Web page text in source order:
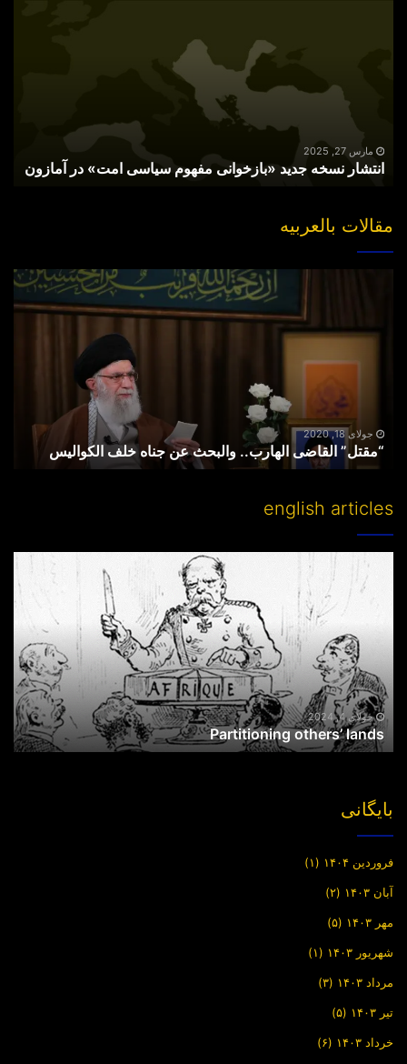
آمازونمارس 27, 2025
انتشار نسخه جدید «بازخوانی مفهوم سیاسی امت» در آمازون
مقالات بالعربیه
والبحث
جولای 18, 2020
“مقتل” القاضی الهارب.. والبحث عن جناه خلف الکوالیس
english articles
others’
جولای 4, 2024
Partitioning others’ lands
بایگانی
فروردین ۱۴۰۴ (۱)
آبان ۱۴۰۳ (۲)
مهر ۱۴۰۳ (۵)
شهریور ۱۴۰۳ (۱)
مرداد ۱۴۰۳ (۳)
تیر ۱۴۰۳ (۵)
خرداد ۱۴۰۳ (۶)